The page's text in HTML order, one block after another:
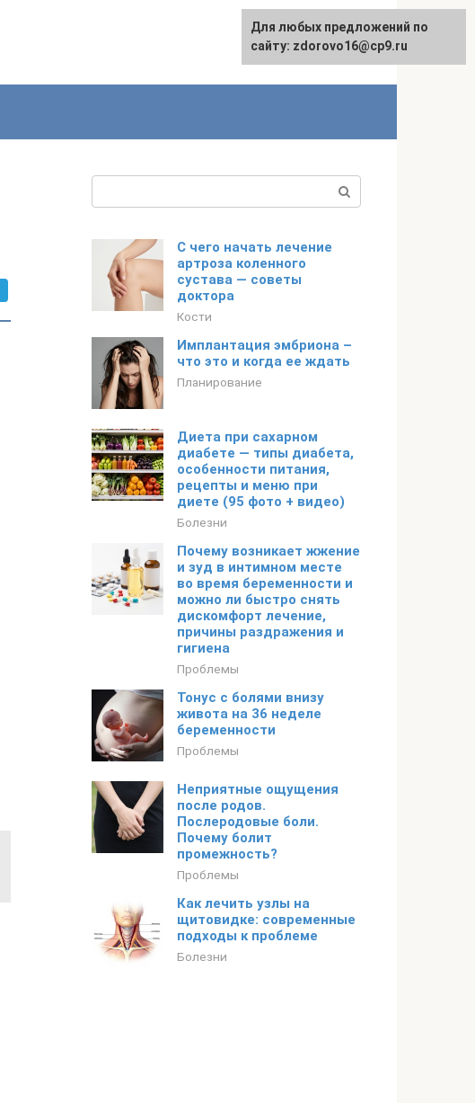
English
С чего начать лечение
артроза коленного
сустава — советы
доктора
Кости
Имплантация эмбриона –
что это и когда ее ждать
Планирование
Диета при сахарном
диабете — типы диабета,
особенности питания,
рецепты и меню при
диете (95 фото + видео)
Болезни
Почему возникает жжение
и зуд в интимном месте
во время беременности и
можно ли быстро снять
дискомфорт лечение,
причины раздражения и
гигиена
Проблемы
Тонус с болями внизу
живота на 36 неделе
беременности
Проблемы
Неприятные ощущения
после родов.
Послеродовые боли.
Почему болит
промежность?
Проблемы
Как лечить узлы на
щитовидке: современные
подходы к проблеме
Болезни
Для любых предложений по
сайту: zdorovo16@cp9.ru